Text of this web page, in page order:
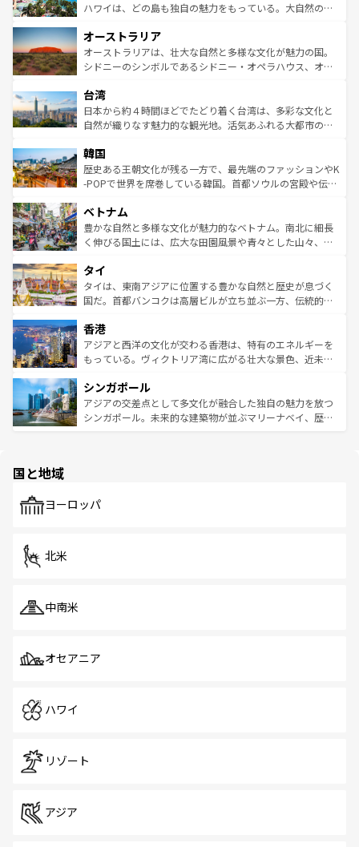
西部には大自然が広がり、グランドキャニオンやイエロー
部のニューオーリンズでは、音楽と美食が融合した独特の
文化が魅力。旅行者はアメリカの各地域で異なる魅力を楽
しみながら、その多様性と豊かな歴史を感じることができ
ならではの贅沢な旅のスタイルだ。 なお、新着のアメリカ
情報はコンテンツ一覧を参照してほしい。
ハワイは、どの島も独自の魅力をもっている。大自然の神
ワイ島は見逃せない。また、定番の観光地といえばオアフ
島だが、静かな自然を求めるならマウイ島やカウアイ島が
おすすめ。エメラルドグリーンに輝く海をはじめ、豊かな
れるおもてなしの心で訪れる人々を迎えてくれるハワイの
人々、おいしいローカルフードやハワイアンミュージッ
ク、伝統的なフラダンスなど、すべてがハワイの魅力を彩
ワイを、存分に味わってほしい。 なお、新着のハワイ情報
はコンテンツ一覧を参照してほしい。
オーストラリア
オーストラリアは、壮大な自然と多様な文化が魅力の国。
シドニーのシンボルであるシドニー・オペラハウス、オー
リアリーフや大陸中央部にそびえるウルル（エアーズロッ
ク）、タスマニアの美しい原生林やケアンズの熱帯雨林な
ど、見どころがたくさん。また、カフェやワイン、オージ
いる。アクティビティも充実しており、サーフィンやダイ
ビング、ハイキングなど、アウトドア好きにはたまらな
い。オーストラリアの多彩な魅力を存分に味わいつくそ
参照してほしい。
台湾
日本から約４時間ほどでたどり着く台湾は、多彩な文化と
自然が織りなす魅力的な観光地。活気あふれる大都市の台
ン）、静ひつな山岳地帯である台湾東部など、都市の喧騒
と山間の静けさが共存しており、訪れる人に新しい発見と
驚きをもたらしてくれる。また、奥深い台湾の食文化も魅
容にもいいと評判のスイーツなど、バラエティ豊かな料理
が味わえる。 なお、新着の台湾情報は コンテンツ一覧を参
照してほしい。
韓国
歴史ある王朝文化が残る一方で、最先端のファッションやK
-POPで世界を席巻している韓国。首都ソウルの宮殿や伝統
き、地方に足を延ばせば四季折々の自然美を楽しむことが
できる。そして、キムチや焼肉、絶品のストリートフード
まで、さまざまな韓国料理が待っている。夜には、韓国な
リティに包まれながら、韓国の多彩な魅力を心ゆくまで味
わってみてほしい。 なお、新着の韓国情報はコンテンツ一
覧を参照してほしい。
ベトナム
豊かな自然と多様な文化が魅力的なベトナム。南北に細長
く伸びる国土には、広大な田園風景や青々とした山々、世
急速な発展と共に伝統が息づく。ハノイの古い町並みやホ
ーチミン市のフランス統治時代の建物も、独特の雰囲気を
醸し出している。また、バラエティの豊かさとおいしさで
とつ。フォーやバインミー、ベトナムコーヒーなどは、ぜ
ひ現地で味わいたい。どの地域を訪れてもあたたかい人々
が旅行者を迎えてくれるので、きっと忘れられない旅にな
参照してほしい。
タイ
タイは、東南アジアに位置する豊かな自然と歴史が息づく
国だ。首都バンコクは高層ビルが立ち並ぶ一方、伝統的な
の活気が交差している。北部ではチェンマイなどの山岳地
帯で自然と触れ合い、南部ではプーケットやクラビの美し
いビーチでリゾート気分を楽しむことができる。タイ料理
激する。気候は一年中温暖で、どの季節にも異なる楽しみ
が待っている。親しみやすいタイの人々、仏教を中心とし
た文化、そして多様な観光資源が、訪れる旅人を魅了し続
香港
アジアと西洋の文化が交わる香港は、特有のエネルギーを
もっている。ヴィクトリア湾に広がる壮大な景色、近未来
み、どこを訪れても感動するはず。観光スポットが密集し
ており、効率よく見どころを回れるのも魅力。息をのむよ
うな絶景から文化的な体験まで、香港を存分に楽しみ尽く
シンガポール
アジアの交差点として多文化が融合した独自の魅力を放つ
シンガポール。未来的な建築物が並ぶマリーナベイ、歴史
で、ホーカーズは地元の風情を楽しめる外せないスポット
国と地域
ヨーロッパ
北米
中南米
オセアニア
ハワイ
リゾート
アジア